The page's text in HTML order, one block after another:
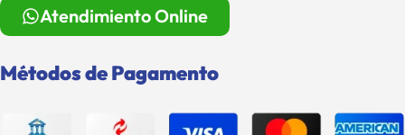
Atendimiento Online
Métodos de Pagamento